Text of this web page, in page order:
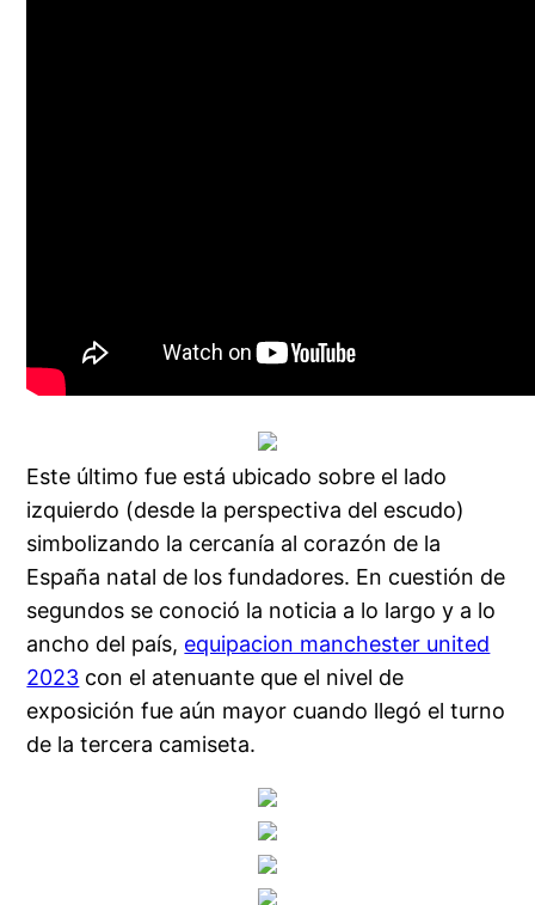
Este último fue está ubicado sobre el lado
izquierdo (desde la perspectiva del escudo)
simbolizando la cercanía al corazón de la
España natal de los fundadores. En cuestión de
segundos se conoció la noticia a lo largo y a lo
ancho del país, equipacion manchester united
2023 con el atenuante que el nivel de
exposición fue aún mayor cuando llegó el turno
de la tercera camiseta.